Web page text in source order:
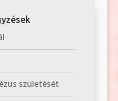
születését